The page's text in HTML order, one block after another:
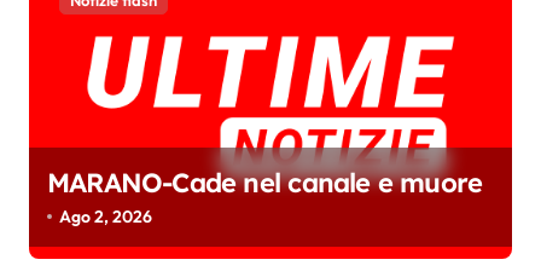
MARANO-Cade nel canale e muore
Ago 2, 2026